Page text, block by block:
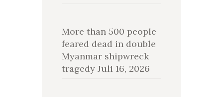
More than 500 people
feared dead in double
Myanmar shipwreck
tragedy Juli 16, 2026